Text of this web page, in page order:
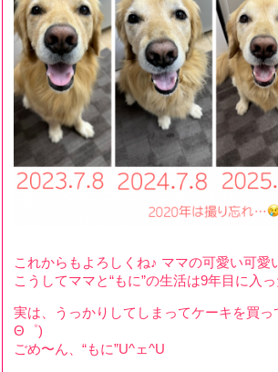
これからもよろしくね♪ ママの可愛い可愛
こうしてママと“もに”の生活は9年目に入
実は、うっかりしてしまってケーキを買
Θ゜)
ごめ〜ん、“もに”U^ェ^U